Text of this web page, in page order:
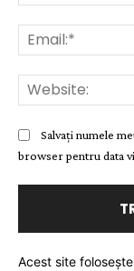
Salvați numele
browser pentru data
Acest site